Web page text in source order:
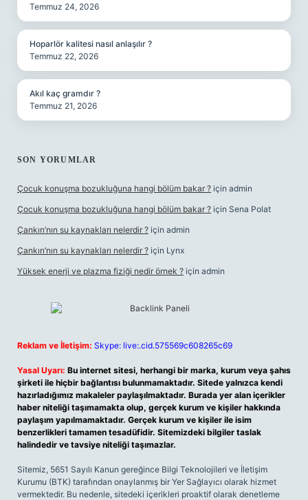
Temmuz 24, 2026
Hoparlör kalitesi nasıl anlaşılır ?
Temmuz 22, 2026
Akıl kaç gramdır ?
Temmuz 21, 2026
SON YORUMLAR
Çocuk konuşma bozukluğuna hangi bölüm bakar ? için admin
Çocuk konuşma bozukluğuna hangi bölüm bakar ? için Sena Polat
Çankırı’nın su kaynakları nelerdir ? için admin
Çankırı’nın su kaynakları nelerdir ? için Lynx
Yüksek enerji ve plazma fiziği nedir örnek ? için admin
Reklam ve İletişim: Skype: live:.cid.575569c608265c69
Yasal Uyarı: Bu internet sitesi, herhangi bir marka, kurum veya şahıs
şirketi ile hiçbir bağlantısı bulunmamaktadır. Sitede yalnızca kendi
hazırladığımız makaleler paylaşılmaktadır. Burada yer alan içerikler
haber niteliği taşımamakta olup, gerçek kurum ve kişiler hakkında
paylaşım yapılmamaktadır. Gerçek kurum ve kişiler ile isim
benzerlikleri tamamen tesadüfidir. Sitemizdeki bilgiler taslak
halindedir ve tavsiye niteliği taşımazlar.
Sitemiz, 5651 Sayılı Kanun gereğince Bilgi Teknolojileri ve İletişim
Kurumu (BTK) tarafından onaylanmış bir Yer Sağlayıcı olarak hizmet
vermektedir. Bu nedenle, sitedeki içerikleri proaktif olarak denetleme